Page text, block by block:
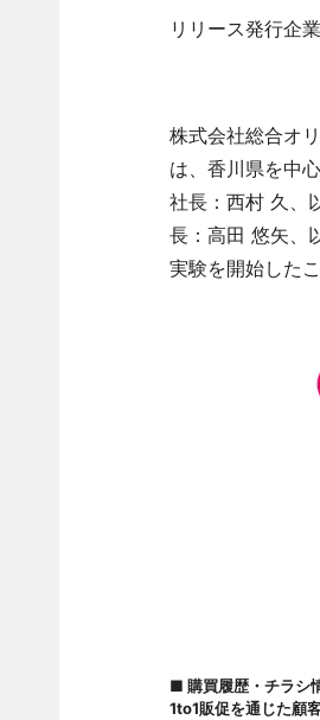
リリース発行企
株式会社総合オ
は、香川県を中
社長：西村 久、
長：高田 悠矢、
実験を開始した
■ 購買履歴・チラシ
1to1販促を通じた顧